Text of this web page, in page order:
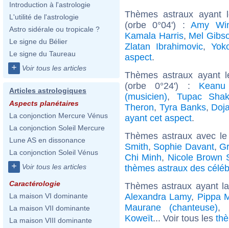
Introduction à l'astrologie
L'utilité de l'astrologie
Astro sidérale ou tropicale ?
Le signe du Bélier
Le signe du Taureau
+ Voir tous les articles
Articles astrologiques
Aspects planétaires
La conjonction Mercure Vénus
La conjonction Soleil Mercure
Lune AS en dissonance
La conjonction Soleil Vénus
+ Voir tous les articles
Caractérologie
La maison VI dominante
La maison VII dominante
La maison VIII dominante
Thèmes astraux ayant
(orbe 0°04') :Amy
Kamala Harris, Mel
Zlatan Ibrahimovic,
aspect.
Thèmes astraux ayant
(orbe 0°24') :
(musicien), Tupac
Theron, Tyra Banks,
ayant cet aspect.
Thèmes astraux avec
Smith, Sophie Davant,
Chi Minh, Nicole Brown
thèmes astraux des
Thèmes astraux ayant
Alexandra Lamy, Pippa
Maurane (chanteuse),
Koweït... Voir tous les